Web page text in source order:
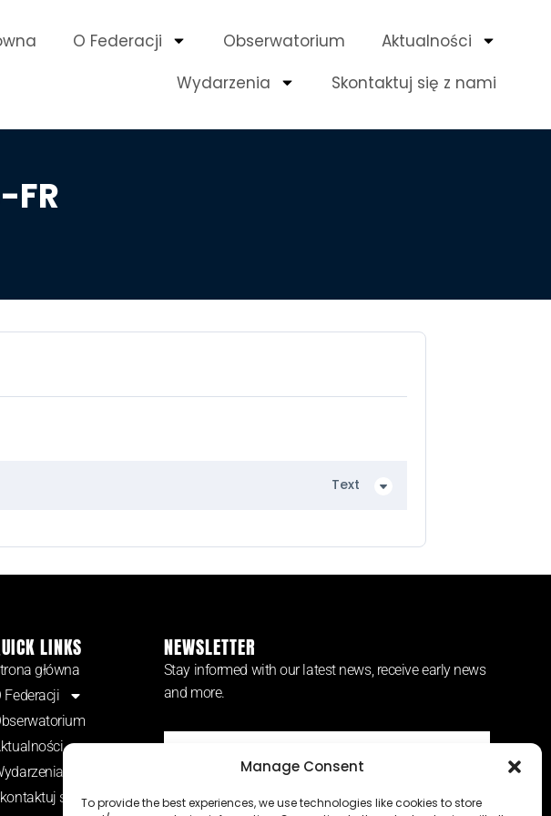
Manage Consent
To provide the best experiences, we use technologies like cookies to store
O Federacji Obserwatorium
Aktualności
Wydarzenia
Skontaktuj się z nami
Text
LINKS
główna
Federacji
się z nami
NEWSLETTER
Stay informed with our latest news, receive early news
and more.
SUBSCRIBE ⟶